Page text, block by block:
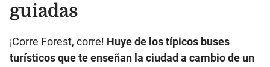
guiadas
¡Corre Forest, corre! Huye de los típicos buses
turísticos que te enseñan la ciudad a cambio de un